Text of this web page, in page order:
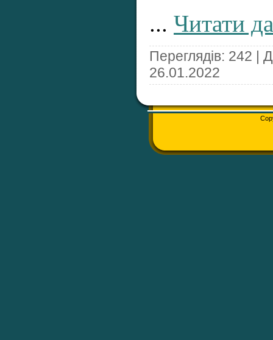
... Читати
Переглядів: 242 |
26.01.2022